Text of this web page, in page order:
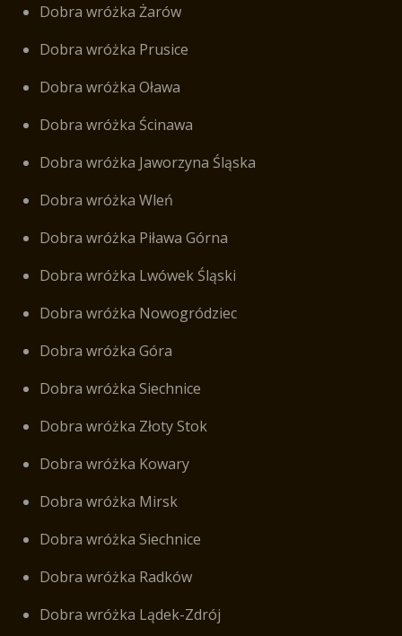
Dobra wróżka Żarów
Dobra wróżka Prusice
Dobra wróżka Oława
Dobra wróżka Ścinawa
Dobra wróżka Jaworzyna Śląska
Dobra wróżka Wleń
Dobra wróżka Piława Górna
Dobra wróżka Lwówek Śląski
Dobra wróżka Nowogródziec
Dobra wróżka Góra
Dobra wróżka Siechnice
Dobra wróżka Złoty Stok
Dobra wróżka Kowary
Dobra wróżka Mirsk
Dobra wróżka Siechnice
Dobra wróżka Radków
Dobra wróżka Lądek-Zdrój